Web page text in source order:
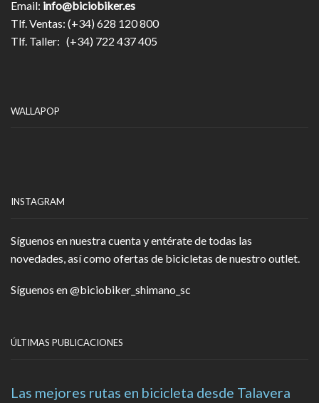
Email: info@biciobiker.es
Tlf. Ventas: (+34) 628 120 800
Tlf. Taller: (+34) 722 437 405
WALLAPOP
INSTAGRAM
Síguenos en nuestra cuenta y entérate de todas las
novedades, así como ofertas de bicicletas de nuestro outlet.
Síguenos en@biciobiker_shimano_sc
ÚLTIMAS PUBLICACIONES
Las mejores rutas en bicicleta desde Talavera